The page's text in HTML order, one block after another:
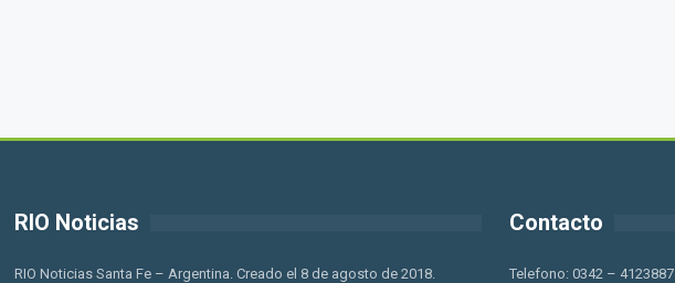
RIO Noticias
RIO Noticias Santa Fe – Argentina. Creado el 8 de agosto de 2018.
Contacto
Telefono: 0342 – 4123887